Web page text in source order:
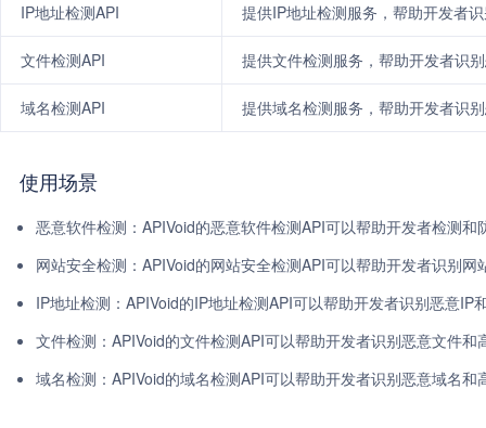
IP地址检测API 提供IP地址检测服务，帮助开发者
文件检测API 提供文件检测服务，帮助开发者识
域名检测API 提供域名检测服务，帮助开发者识
使用场景
恶意软件检测：APIVoid的恶意软件检测API可以帮助开发者检测
网站安全检测：APIVoid的网站安全检测API可以帮助开发者识别
IP地址检测：APIVoid的IP地址检测API可以帮助开发者识别恶意IP
文件检测：APIVoid的文件检测API可以帮助开发者识别恶意文件
域名检测：APIVoid的域名检测API可以帮助开发者识别恶意域名